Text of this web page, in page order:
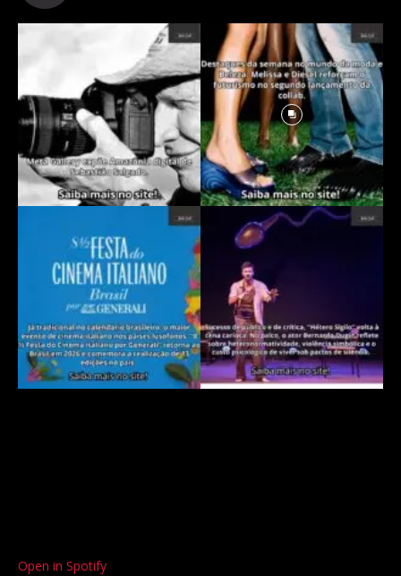
Open in Spotify